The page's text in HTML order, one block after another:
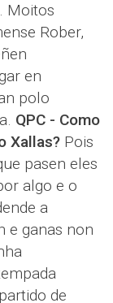
Moitos
Rober,
en
polo
QPC - Como
Xallas? Pois
pasen eles
algo e o
a
e ganas non
de